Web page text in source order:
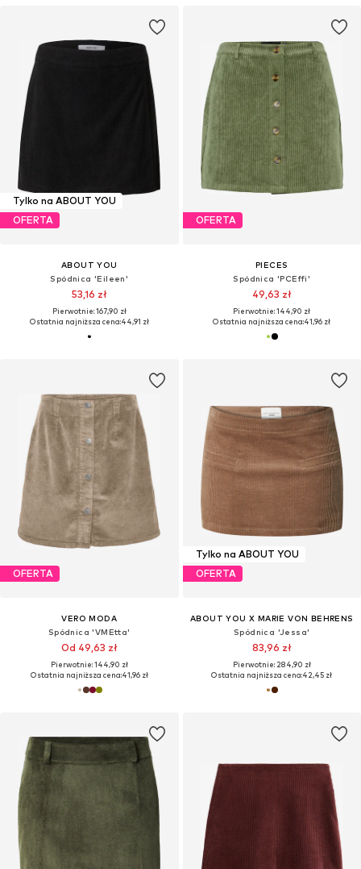
Tylko na ABOUT YOU
OFERTA
ABOUT YOU
Spódnica 'Eileen'
53,16 zł
Pierwotnie: 167,90 zł
Ostatnia najniższa cena:44,91 zł
OFERTA
PIECES
Spódnica 'PCEffi'
49,63 zł
Pierwotnie: 144,90 zł
Ostatnia najniższa cena:41,96 zł
OFERTA
VERO MODA
Spódnica 'VMEtta'
Od 49,63 zł
Pierwotnie: 144,90 zł
Ostatnia najniższa cena:41,96 zł
Tylko na ABOUT YOU
OFERTA
ABOUT YOU X MARIE VON BEHRENS
Spódnica 'Jessa'
83,96 zł
Pierwotnie: 284,90 zł
Ostatnia najniższa cena:42,45 zł